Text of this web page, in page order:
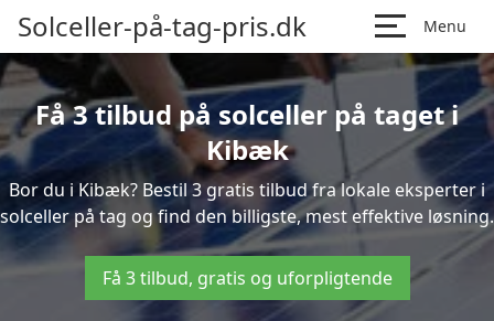
Solceller-på-tag-pris.dk Menu
Få 3 tilbud på solceller på taget i
Kibæk
Bor du i Kibæk? Bestil 3 gratis tilbud fra lokale eksperter i
solceller på tag og find den billigste, mest effektive løsning.
Få 3 tilbud, gratis og uforpligtende